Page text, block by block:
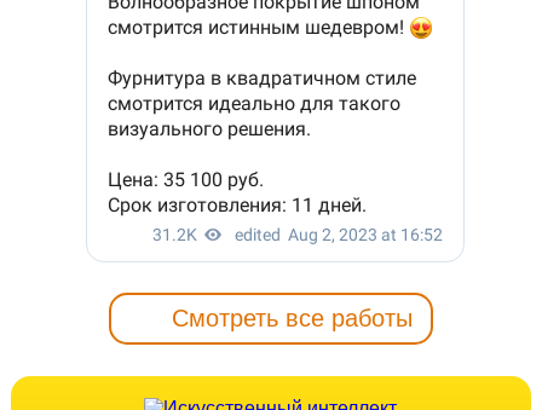
Смотреть все работы